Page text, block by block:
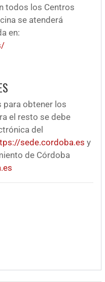
todos los Centros
se atenderá
en:
para obtener los
el resto se debe
del
sede.cordoba.es y
de Córdoba